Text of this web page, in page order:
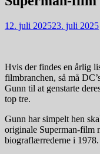
12. juli 202523. juli 2025
Hvis der findes en årlig
filmbranchen, så må
Gunn til at genstarte
top tre.
Gunn har simpelt hen
originale Superman-film
biograflærrederne i 1978.